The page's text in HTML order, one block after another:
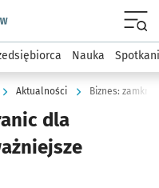
Strategia
Nauka
Aktualności Biznes:
dla